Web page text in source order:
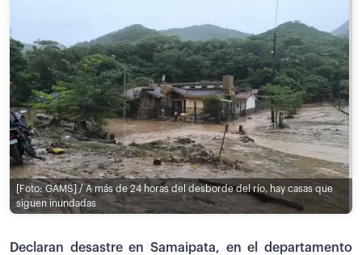
[Foto: GAMS] / A más de 24 horas del desborde del río, hay casas que
siguen inundadas
Declaran desastre en Samaipata, en el departamento